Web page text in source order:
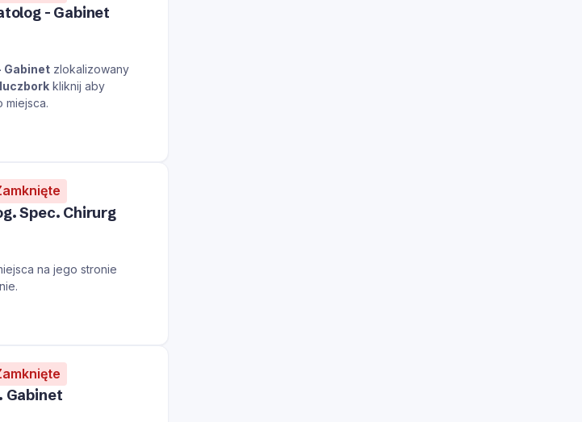
- Gabinet
Gabinet zlokalizowany
kliknij aby
miejsca.
Spec. Chirurg
na jego stronie
Gabinet